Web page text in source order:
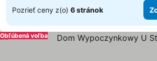
Pozrieť ceny z(o) 6 stránok
Obľúbená voľba